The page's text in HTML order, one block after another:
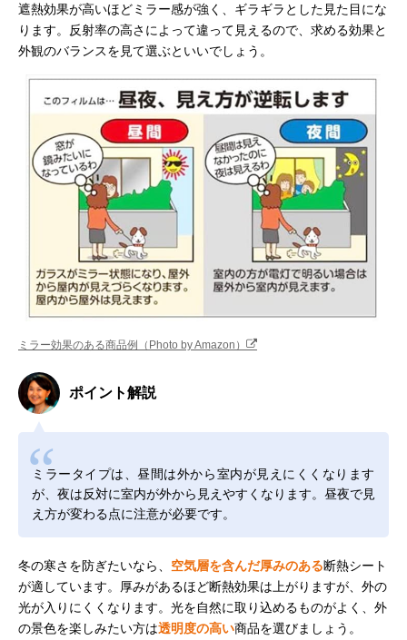
遮熱効果が高いほどミラー感が強く、ギラギラとした見た目にな
ります。反射率の高さによって違って見えるので、求める効果と
外観のバランスを見て選ぶといいでしょう。
ミラー効果のある商品例（Photo by Amazon）
ポイント解説
ミラータイプは、昼間は外から室内が見えにくくなります
が、夜は反対に室内が外から見えやすくなります。昼夜で見
え方が変わる点に注意が必要です。
冬の寒さを防ぎたいなら、 空気層を含んだ厚みのある断熱シート
が適しています。厚みがあるほど断熱効果は上がりますが、外の
光が入りにくくなります。光を自然に取り込めるものがよく、外
の景色を楽しみたい方は透明度の高い商品を選びましょう。